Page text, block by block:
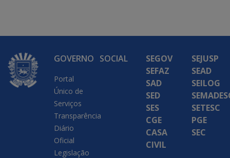
GOVERNO
Portal
Único de
Serviços
Transparência
Diário
Oficial
Legislação
SOCIAL
SEGOV
SEFAZ
SAD
SED
SES
CGE
CASA
CIVIL
SEJUSP
SEAD
SEILOG
SETESC
PGE
SEC